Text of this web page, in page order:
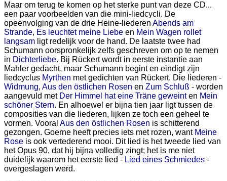
Maar om terug te komen op het sterke punt van deze CD...
een paar voorbeelden van die mini-liedcycli. De
opeenvolging van de drie Heine-liederen Abends am
Strande, Es leuchtet meine Liebe en Mein Wagen rollet
langsam ligt redelijk voor de hand. De laatste twee had
Schumann oorspronkelijk zelfs geschreven om op te nemen
in Dichterliebe. Bij Rückert wordt in eerste instantie aan
Mahler gedacht, maar Schumann begint en eindigt zijn
liedcyclus Myrthen met gedichten van Rückert. Die liederen -
Widmung, Aus den östlichen Rosen en Zum Schluß - worden
aangevuld met Der Himmel hat eine Träne geweinten Mein
schöner Stern. En alhoewel er bijna tien jaar ligt tussen de
composities van die liederen, lijken ze toch een geheel te
vormen. Vooral Aus den östlichen Rosen is schitterend
gezongen. Goerne heeft precies iets met rozen, want Meine
Rose is ook vertederend mooi. Dit lied is het tweede lied van
het Opus 90, dat hij bijna volledig zingt; het is me niet
duidelijk waarom het eerste lied - Lied eines Schmiedes -
overgeslagen werd.